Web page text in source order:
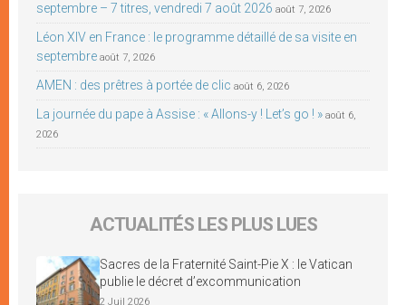
septembre – 7 titres, vendredi 7 août 2026 août 7, 2026
Léon XIV en France : le programme détaillé de sa visite en
septembre août 7, 2026
AMEN : des prêtres à portée de clic août 6, 2026
La journée du pape à Assise : « Allons-y ! Let’s go ! » août 6,
2026
ACTUALITÉS LES PLUS LUES
Sacres de la Fraternité Saint-Pie X : le Vatican
publie le décret d’excommunication
2 Juil 2026